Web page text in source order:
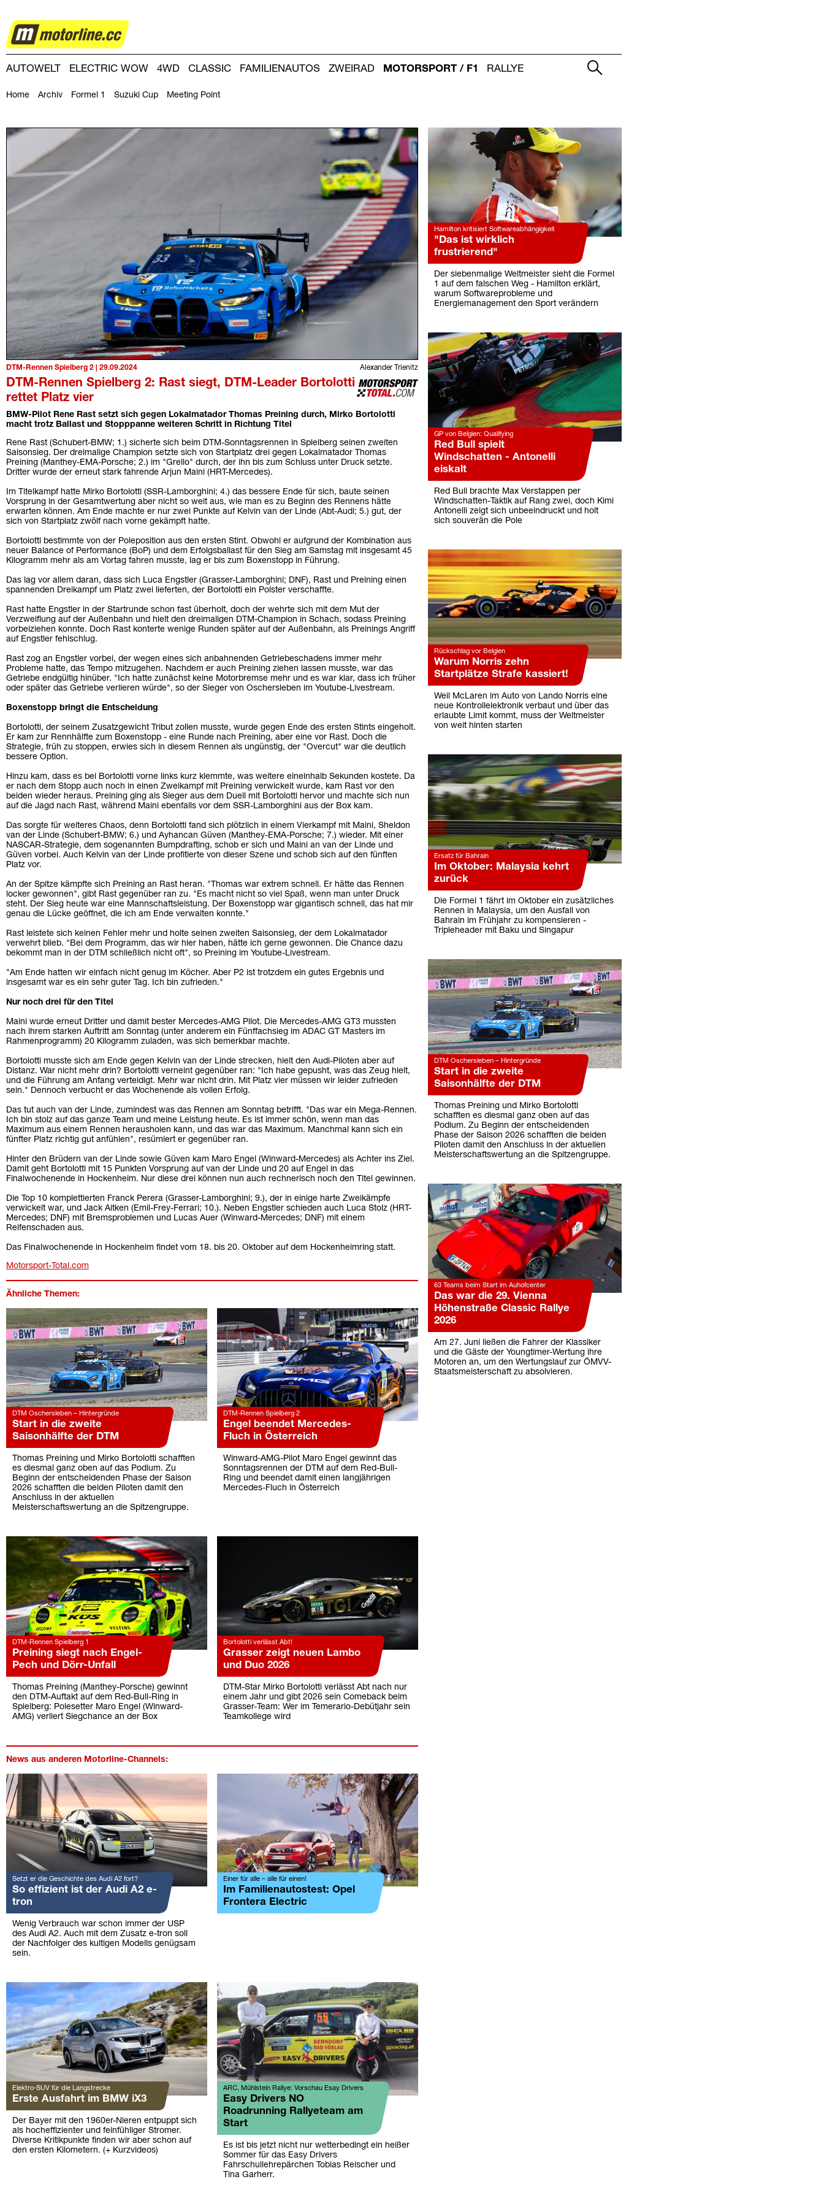
MOTORSPORT
AUTOWELT ELECTRIC WOW 4WD CLASSIC FAMILIENAUTOS ZWEIRAD MOTORSPORT / F1
Home Archiv Formel 1 Suzuki Cup Meeting Point
RALLYE
Alexander Trienitz
DTM-Rennen Spielberg 2 | 29.09.2024
DTM-Rennen Spielberg 2: Rast siegt, DTM-Leader Bortolotti
rettet Platz vier
BMW-Pilot Rene Rast setzt sich gegen Lokalmatador Thomas Preining durch, Mirko Bortolotti
macht trotz Ballast und Stopppanne weiteren Schritt in Richtung Titel
Rene Rast (Schubert-BMW; 1.) sicherte sich beim DTM-Sonntagsrennen in Spielberg seinen zweiten
Saisonsieg. Der dreimalige Champion setzte sich von Startplatz drei gegen Lokalmatador Thomas
Preining (Manthey-EMA-Porsche; 2.) im "Grello" durch, der ihn bis zum Schluss unter Druck setzte.
Dritter wurde der erneut stark fahrende Arjun Maini (HRT-Mercedes).
Im Titelkampf hatte Mirko Bortolotti (SSR-Lamborghini; 4.) das bessere Ende für sich, baute seinen
Vorsprung in der Gesamtwertung aber nicht so weit aus, wie man es zu Beginn des Rennens hätte
erwarten können. Am Ende machte er nur zwei Punkte auf Kelvin van der Linde (Abt-Audi; 5.) gut, der
sich von Startplatz zwölf nach vorne gekämpft hatte.
Bortolotti bestimmte von der Poleposition aus den ersten Stint. Obwohl er aufgrund der Kombination aus
neuer Balance of Performance (BoP) und dem Erfolgsballast für den Sieg am Samstag mit insgesamt 45
Kilogramm mehr als am Vortag fahren musste, lag er bis zum Boxenstopp in Führung.
Das lag vor allem daran, dass sich Luca Engstler (Grasser-Lamborghini; DNF), Rast und Preining einen
spannenden Dreikampf um Platz zwei lieferten, der Bortolotti ein Polster verschaffte.
Rast hatte Engstler in der Startrunde schon fast überholt, doch der wehrte sich mit dem Mut der
Verzweiflung auf der Außenbahn und hielt den dreimaligen DTM-Champion in Schach, sodass Preining
vorbeiziehen konnte. Doch Rast konterte wenige Runden später auf der Außenbahn, als Preinings Angriff
auf Engstler fehlschlug.
Rast zog an Engstler vorbei, der wegen eines sich anbahnenden Getriebeschadens immer mehr
Probleme hatte, das Tempo mitzugehen. Nachdem er auch Preining ziehen lassen musste, war das
Getriebe endgültig hinüber. "Ich hatte zunächst keine Motorbremse mehr und es war klar, dass ich früher
oder später das Getriebe verlieren würde", so der Sieger von Oschersleben im Youtube-Livestream.
Boxenstopp bringt die Entscheidung
Bortolotti, der seinem Zusatzgewicht Tribut zollen musste, wurde gegen Ende des ersten Stints eingeholt.
Er kam zur Rennhälfte zum Boxenstopp - eine Runde nach Preining, aber eine vor Rast. Doch die
Strategie, früh zu stoppen, erwies sich in diesem Rennen als ungünstig, der "Overcut" war die deutlich
bessere Option.
Hinzu kam, dass es bei Bortolotti vorne links kurz klemmte, was weitere eineinhalb Sekunden kostete. Da
er nach dem Stopp auch noch in einen Zweikampf mit Preining verwickelt wurde, kam Rast vor den
beiden wieder heraus. Preining ging als Sieger aus dem Duell mit Bortolotti hervor und machte sich nun
auf die Jagd nach Rast, während Maini ebenfalls vor dem SSR-Lamborghini aus der Box kam.
Das sorgte für weiteres Chaos, denn Bortolotti fand sich plötzlich in einem Vierkampf mit Maini, Sheldon
van der Linde (Schubert-BMW; 6.) und Ayhancan Güven (Manthey-EMA-Porsche; 7.) wieder. Mit einer
NASCAR-Strategie, dem sogenannten Bumpdrafting, schob er sich und Maini an van der Linde und
Güven vorbei. Auch Kelvin van der Linde profitierte von dieser Szene und schob sich auf den fünften
Platz vor.
An der Spitze kämpfte sich Preining an Rast heran. "Thomas war extrem schnell. Er hätte das Rennen
locker gewonnen", gibt Rast gegenüber ran zu. "Es macht nicht so viel Spaß, wenn man unter Druck
steht. Der Sieg heute war eine Mannschaftsleistung. Der Boxenstopp war gigantisch schnell, das hat mir
genau die Lücke geöffnet, die ich am Ende verwalten konnte."
Rast leistete sich keinen Fehler mehr und holte seinen zweiten Saisonsieg, der dem Lokalmatador
verwehrt blieb. "Bei dem Programm, das wir hier haben, hätte ich gerne gewonnen. Die Chance dazu
bekommt man in der DTM schließlich nicht oft", so Preining im Youtube-Livestream.
"Am Ende hatten wir einfach nicht genug im Köcher. Aber P2 ist trotzdem ein gutes Ergebnis und
insgesamt war es ein sehr guter Tag. Ich bin zufrieden."
Nur noch drei für den Titel
Maini wurde erneut Dritter und damit bester Mercedes-AMG Pilot. Die Mercedes-AMG GT3 mussten
nach ihrem starken Auftritt am Sonntag (unter anderem ein Fünffachsieg im ADAC GT Masters im
Rahmenprogramm) 20 Kilogramm zuladen, was sich bemerkbar machte.
Bortolotti musste sich am Ende gegen Kelvin van der Linde strecken, hielt den Audi-Piloten aber auf
Distanz. War nicht mehr drin? Bortolotti verneint gegenüber ran: "Ich habe gepusht, was das Zeug hielt,
und die Führung am Anfang verteidigt. Mehr war nicht drin. Mit Platz vier müssen wir leider zufrieden
sein." Dennoch verbucht er das Wochenende als vollen Erfolg.
Das tut auch van der Linde, zumindest was das Rennen am Sonntag betrifft. "Das war ein Mega-Rennen.
Ich bin stolz auf das ganze Team und meine Leistung heute. Es ist immer schön, wenn man das
Maximum aus einem Rennen herausholen kann, und das war das Maximum. Manchmal kann sich ein
fünfter Platz richtig gut anfühlen", resümiert er gegenüber ran.
Hinter den Brüdern van der Linde sowie Güven kam Maro Engel (Winward-Mercedes) als Achter ins Ziel.
Damit geht Bortolotti mit 15 Punkten Vorsprung auf van der Linde und 20 auf Engel in das
Finalwochenende in Hockenheim. Nur diese drei können nun auch rechnerisch noch den Titel gewinnen.
Die Top 10 komplettierten Franck Perera (Grasser-Lamborghini; 9.), der in einige harte Zweikämpfe
verwickelt war, und Jack Aitken (Emil-Frey-Ferrari; 10.). Neben Engstler schieden auch Luca Stolz (HRT-
Mercedes; DNF) mit Bremsproblemen und Lucas Auer (Winward-Mercedes; DNF) mit einem
Reifenschaden aus.
Das Finalwochenende in Hockenheim findet vom 18. bis 20. Oktober auf dem Hockenheimring statt.
Motorsport-Total.com
Ähnliche Themen:
DTM Oschersleben – Hintergründe
Start in die zweite
Saisonhälfte der DTM
Thomas Preining und Mirko Bortolotti schafften
es diesmal ganz oben auf das Podium. Zu
Beginn der entscheidenden Phase der Saison
2026 schafften die beiden Piloten damit den
Anschluss in der aktuellen
Meisterschaftswertung an die Spitzengruppe.
DTM-Rennen Spielberg 2
Engel beendet Mercedes-
Fluch in Österreich
Winward-AMG-Pilot Maro Engel gewinnt das
Sonntagsrennen der DTM auf dem Red-Bull-
Ring und beendet damit einen langjährigen
Mercedes-Fluch in Österreich
DTM-Rennen Spielberg 1
Preining siegt nach Engel-
Pech und Dörr-Unfall
Thomas Preining (Manthey-Porsche) gewinnt
den DTM-Auftakt auf dem Red-Bull-Ring in
Spielberg: Polesetter Maro Engel (Winward-
AMG) verliert Siegchance an der Box
Bortolotti verlässt Abt!
Grasser zeigt neuen Lambo
und Duo 2026
DTM-Star Mirko Bortolotti verlässt Abt nach nur
einem Jahr und gibt 2026 sein Comeback beim
Grasser-Team: Wer im Temerario-Debütjahr sein
Teamkollege wird
News aus anderen Motorline-Channels:
Setzt er die Geschichte des Audi A2 fort?
So effizient ist der Audi A2 e-
tron
Wenig Verbrauch war schon immer der USP
des Audi A2. Auch mit dem Zusatz e-tron soll
der Nachfolger des kultigen Modells genügsam
sein.
Einer für alle – alle für einen!
Im Familienautostest: Opel
Frontera Electric
Elektro-SUV für die Langstrecke
Erste Ausfahrt im BMW iX3
Der Bayer mit den 1960er-Nieren entpuppt sich
als hocheffizienter und feinfühliger Stromer.
Diverse Kritikpunkte finden wir aber schon auf
den ersten Kilometern. (+ Kurzvideos)
ARC, Mühlstein Rallye: Vorschau Esay Drivers
Easy Drivers NO
Roadrunning Rallyeteam am
Start
Es ist bis jetzt nicht nur wetterbedingt ein heißer
Sommer für das Easy Drivers
Fahrschullehrepärchen Tobias Reischer und
Tina Garherr.
Weitere
Artikel:
Hamilton kritisiert Softwareabhängigkeit
"Das ist wirklich
frustrierend"
Der siebenmalige Weltmeister sieht die Formel
1 auf dem falschen Weg - Hamilton erklärt,
warum Softwareprobleme und
Energiemanagement den Sport verändern
GP von Belgien: Qualifying
Red Bull spielt
Windschatten - Antonelli
eiskalt
Red Bull brachte Max Verstappen per
Windschatten-Taktik auf Rang zwei, doch Kimi
Antonelli zeigt sich unbeeindruckt und holt
sich souverän die Pole
Rückschlag vor Belgien
Warum Norris zehn
Startplätze Strafe kassiert!
Weil McLaren im Auto von Lando Norris eine
neue Kontrollelektronik verbaut und über das
erlaubte Limit kommt, muss der Weltmeister
von weit hinten starten
Ersatz für Bahrain
Im Oktober: Malaysia kehrt
zurück
Die Formel 1 fährt im Oktober ein zusätzliches
Rennen in Malaysia, um den Ausfall von
Bahrain im Frühjahr zu kompensieren -
Tripleheader mit Baku und Singapur
DTM Oschersleben – Hintergründe
Start in die zweite
Saisonhälfte der DTM
Thomas Preining und Mirko Bortolotti
schafften es diesmal ganz oben auf das
Podium. Zu Beginn der entscheidenden
Phase der Saison 2026 schafften die beiden
Piloten damit den Anschluss in der aktuellen
Meisterschaftswertung an die Spitzengruppe.
63 Teams beim Start im Auhofcenter
Das war die 29. Vienna
Höhenstraße Classic Rallye
2026
Am 27. Juni ließen die Fahrer der Klassiker
und die Gäste der Youngtimer-Wertung ihre
Motoren an, um den Wertungslauf zur ÖMVV-
Staatsmeisterschaft zu absolvieren.